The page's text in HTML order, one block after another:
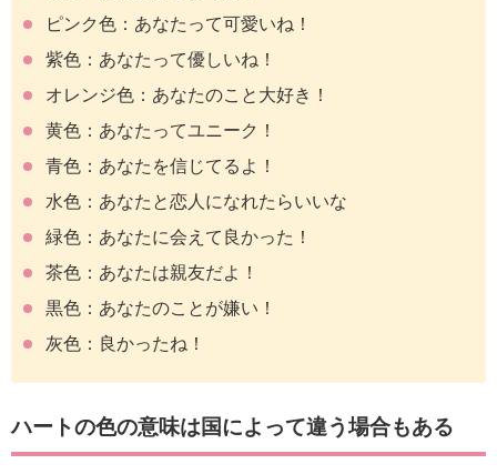
ピンク色：あなたって可愛いね！
紫色：あなたって優しいね！
オレンジ色：あなたのこと大好き！
黄色：あなたってユニーク！
青色：あなたを信じてるよ！
水色：あなたと恋人になれたらいいな
緑色：あなたに会えて良かった！
茶色：あなたは親友だよ！
黒色：あなたのことが嫌い！
灰色：良かったね！
ハートの色の意味は国によって違う場合もある